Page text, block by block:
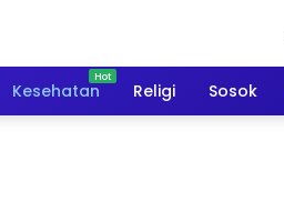
Kesehatan Religi Sosok